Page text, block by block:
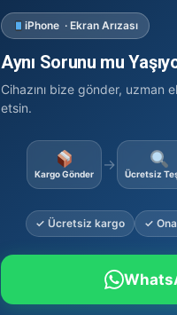
iPhone · Ekran Arızası
Aynı Sorunu mu
Cihazını bize gönder, uzman
etsin.
Kargo Gönder
→
Ücretsiz
✓ Ücretsiz kargo ✓